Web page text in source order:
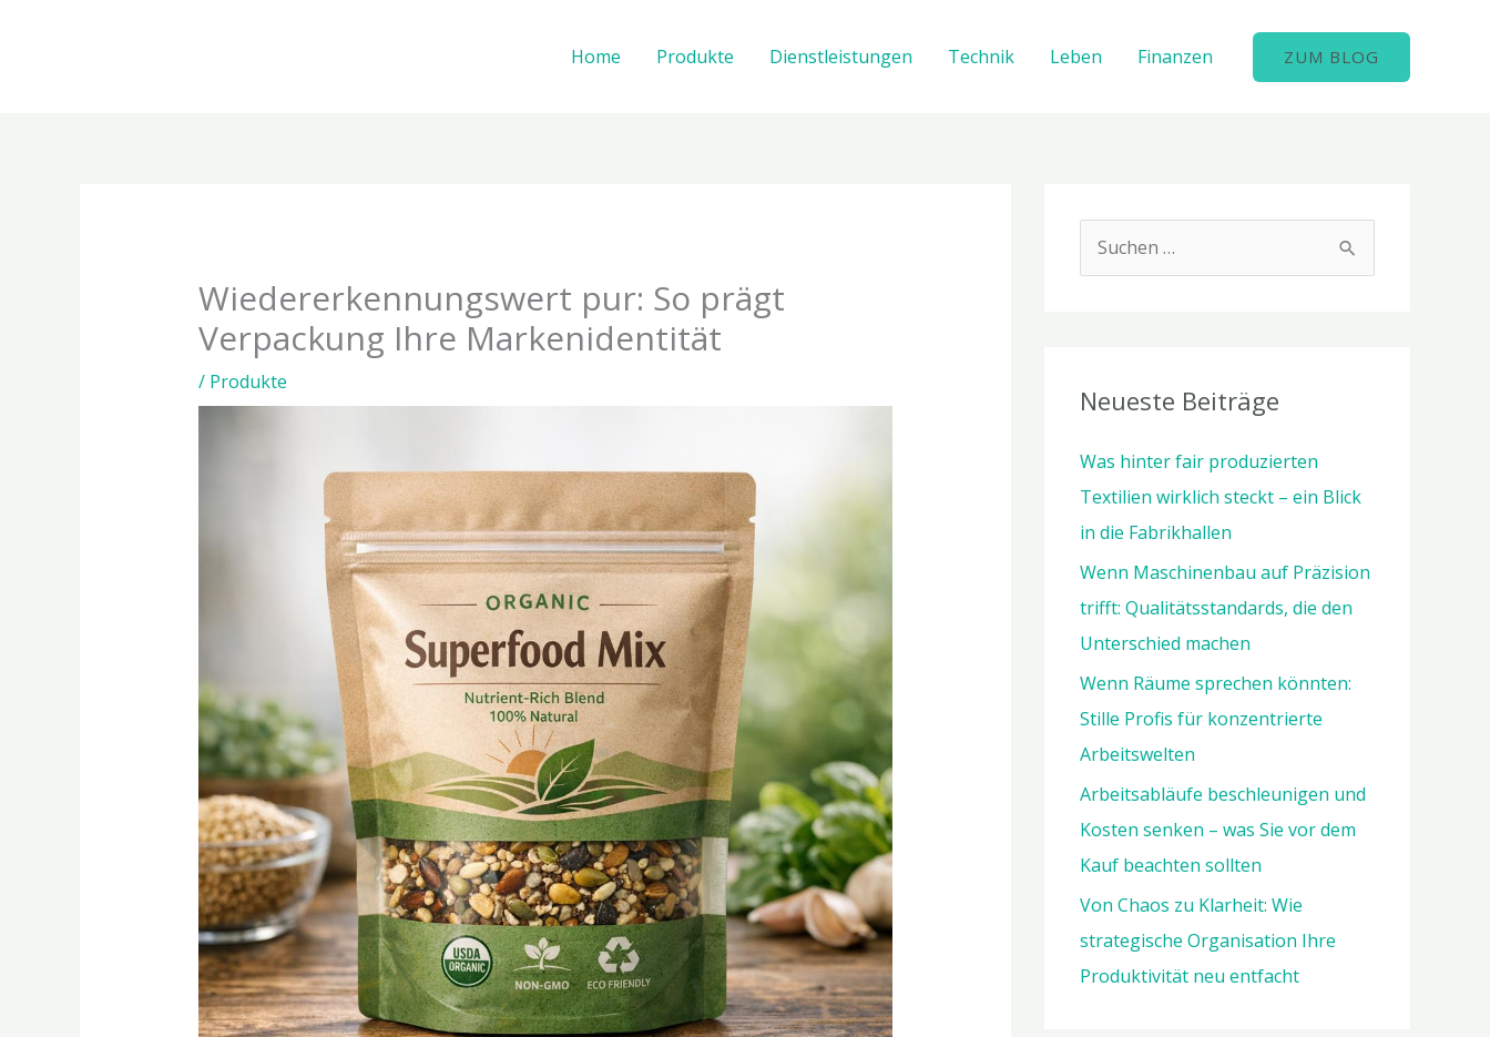
Home Produkte Dienstleistungen Technik Leben Finanzen ZUM BLOG
Wiedererkennungswert pur: So prägt
Verpackung Ihre Markenidentität
/ Produkte
e
n
a
c
h
:
Neueste Beiträge
Was hinter fair produzierten
Textilien wirklich steckt – ein Blick
in die Fabrikhallen
Wenn Maschinenbau auf Präzision
trifft: Qualitätsstandards, die den
Unterschied machen
Wenn Räume sprechen könnten:
Stille Profis für konzentrierte
Arbeitswelten
Arbeitsabläufe beschleunigen und
Kosten senken – was Sie vor dem
Kauf beachten sollten
Von Chaos zu Klarheit: Wie
strategische Organisation Ihre
Produktivität neu entfacht